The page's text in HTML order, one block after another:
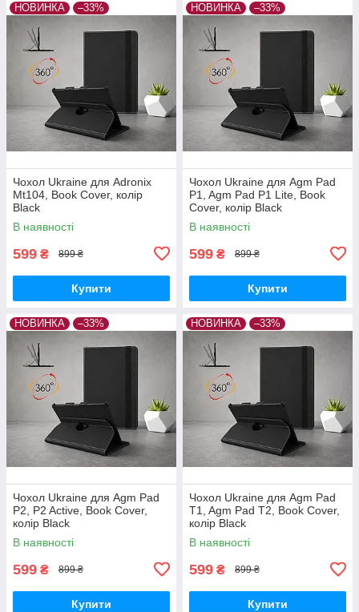
НОВИНКА –33%
Чохол Ukraine для Adronix
Mt104, Book Cover, колір
Black
В наявності
599 ₴ 899 ₴
Купити
НОВИНКА –33%
Чохол Ukraine для Agm Pad
P1, Agm Pad P1 Lite, Book
Cover, колір Black
В наявності
599 ₴ 899 ₴
Купити
НОВИНКА –33%
Чохол Ukraine для Agm Pad
P2, P2 Active, Book Cover,
колір Black
В наявності
599 ₴ 899 ₴
Купити
НОВИНКА –33%
Чохол Ukraine для Agm Pad
T1, Agm Pad T2, Book Cover,
колір Black
В наявності
599 ₴ 899 ₴
Купити